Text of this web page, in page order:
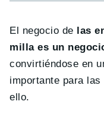
El negocio de las
milla es un
convirtiéndose en
importante para
ello.